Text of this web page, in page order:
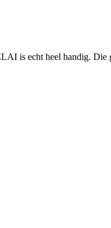
is echt heel handig. Die